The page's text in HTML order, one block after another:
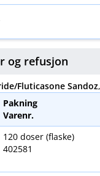
og refusjon
​Fluticasone Sandoz
Pakning
Varenr.
120 doser (flaske)
402581